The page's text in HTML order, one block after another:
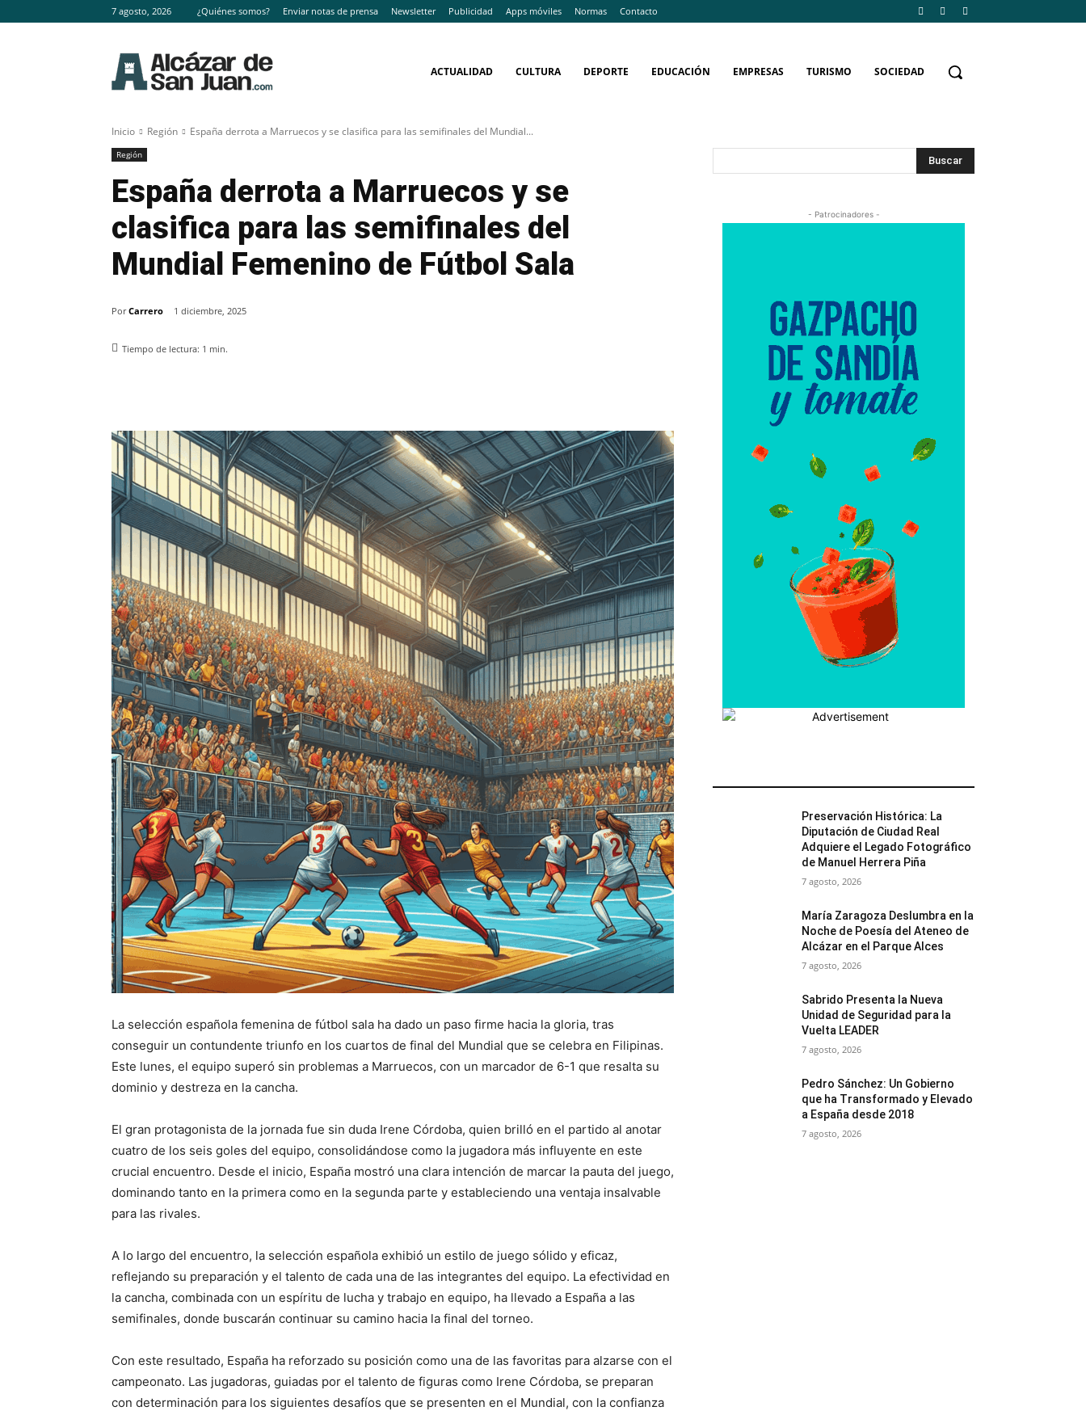
7 agosto, 2026 ¿Quiénes somos? Enviar notas de prensa Newsletter Publicidad Apps móviles Normas Contacto
ACTUALIDAD CULTURA DEPORTE EDUCACIÓN EMPRESAS TURISMO SOCIEDAD
Inicio Región España derrota a Marruecos y se clasifica para las semifinales del Mundial...
Región
España derrota a Marruecos y se
clasifica para las semifinales del
Mundial Femenino de Fútbol Sala
Por Carrero 1 diciembre, 2025
Tiempo de lectura: 1 min.
La selección española femenina de fútbol sala ha dado un paso firme hacia la gloria, tras
conseguir un contundente triunfo en los cuartos de final del Mundial que se celebra en Filipinas.
Este lunes, el equipo superó sin problemas a Marruecos, con un marcador de 6-1 que resalta su
dominio y destreza en la cancha.
El gran protagonista de la jornada fue sin duda Irene Córdoba, quien brilló en el partido al anotar
cuatro de los seis goles del equipo, consolidándose como la jugadora más influyente en este
crucial encuentro. Desde el inicio, España mostró una clara intención de marcar la pauta del juego,
dominando tanto en la primera como en la segunda parte y estableciendo una ventaja insalvable
para las rivales.
A lo largo del encuentro, la selección española exhibió un estilo de juego sólido y eficaz,
reflejando su preparación y el talento de cada una de las integrantes del equipo. La efectividad en
la cancha, combinada con un espíritu de lucha y trabajo en equipo, ha llevado a España a las
semifinales, donde buscarán continuar su camino hacia la final del torneo.
Con este resultado, España ha reforzado su posición como una de las favoritas para alzarse con el
campeonato. Las jugadoras, guiadas por el talento de figuras como Irene Córdoba, se preparan
con determinación para los siguientes desafíos que se presenten en el Mundial, con la confianza
Buscar
- Patrocinadores -
Preservación Histórica: La
Diputación de Ciudad Real
Adquiere el Legado Fotográfico
de Manuel Herrera Piña
7 agosto, 2026
María Zaragoza Deslumbra en la
Noche de Poesía del Ateneo de
Alcázar en el Parque Alces
7 agosto, 2026
Sabrido Presenta la Nueva
Unidad de Seguridad para la
Vuelta LEADER
7 agosto, 2026
Pedro Sánchez: Un Gobierno
que ha Transformado y Elevado
a España desde 2018
7 agosto, 2026